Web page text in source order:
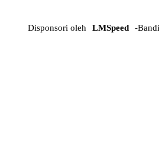
Disponsori oleh LMSpeed -